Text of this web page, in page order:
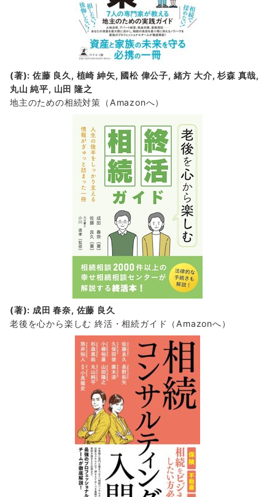
(著): 佐藤 良久, 植崎 紳矢, 國松 偉公子, 緒方 大介, 杉森 真哉,
丸山 純平, 山田 隆之
地主のための相続対策 （Amazonへ）
(著): 成田 春奈, 佐藤 良久
老後を心から楽しむ 終活・相続ガイド
（Amazonへ）